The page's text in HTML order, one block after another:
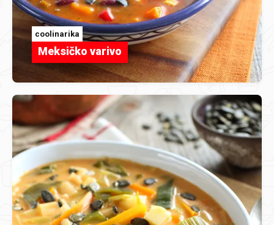
coolinarika
Meksičko varivo